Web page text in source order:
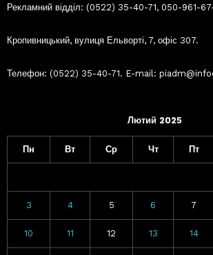
Рекламний відділ: (0522) 35-40-71, 050-961-
Кропивницький, вулиця Ельворті, 7, офіс 307.
Телефон: (0522) 35-40-71. E-mail:
Лютий 2025
Пн Вт Ср Чт Пт
3 4 5 6 7
10 11 12 13 14